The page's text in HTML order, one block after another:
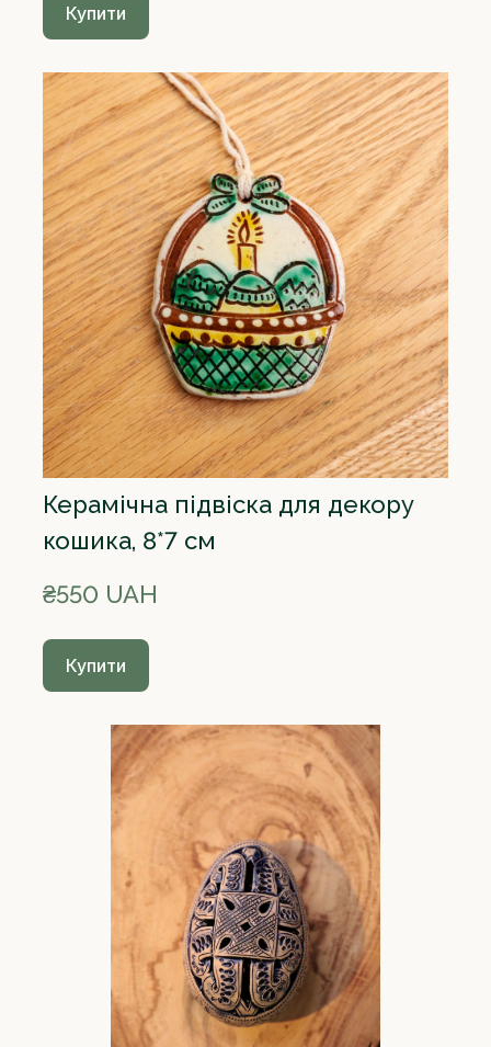
Купити
Керамічна підвіска для декору
кошика, 8*7 см
₴550 UAH
Купити